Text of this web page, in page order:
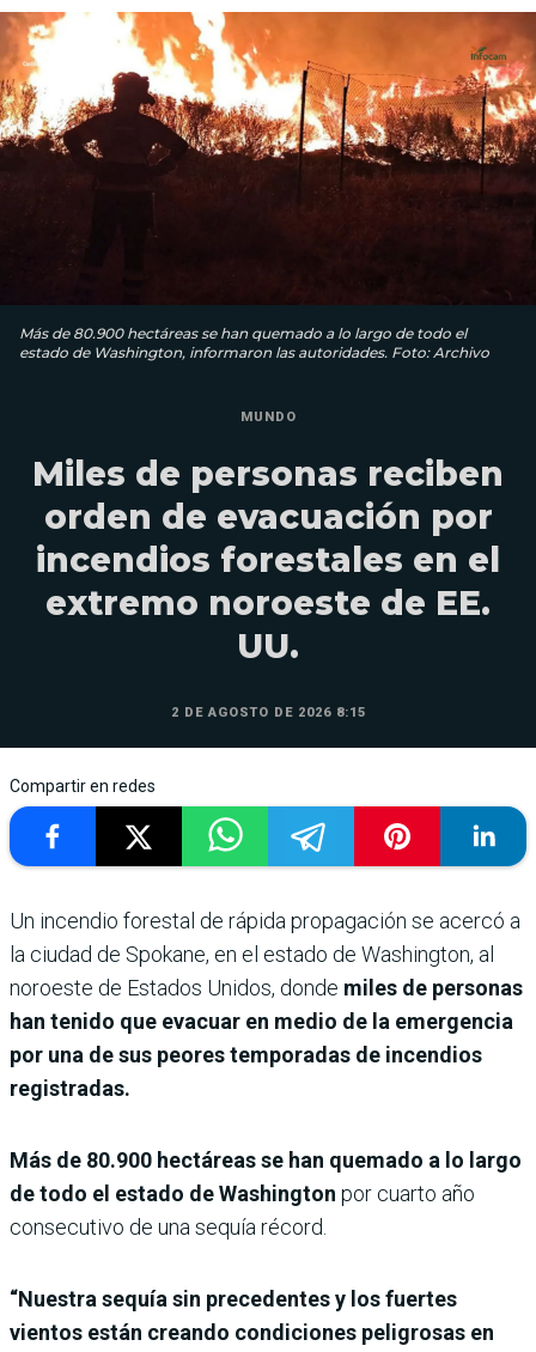
Más de 80.900 hectáreas se han quemado a lo largo de todo el
estado de Washington, informaron las autoridades. Foto: Archivo
MUNDO
Miles de personas reciben
orden de evacuación por
incendios forestales en el
extremo noroeste de EE.
UU.
2 DE AGOSTO DE 2026 8:15
Compartir en redes
Un incendio forestal de rápida propagación se acercó a
la ciudad de Spokane, en el estado de Washington, al
noroeste de Estados Unidos, donde miles de personas
han tenido que evacuar en medio de la emergencia
por una de sus peores temporadas de incendios
registradas.
Más de 80.900 hectáreas se han quemado a lo largo
de todo el estado de Washington por cuarto año
consecutivo de una sequía récord.
“Nuestra sequía sin precedentes y los fuertes
vientos están creando condiciones peligrosas en